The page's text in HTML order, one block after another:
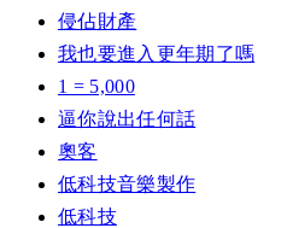
侵佔財產
我也要進入更年期了嗎
1 = 5,000
逼你說出任何話
奧客
低科技音樂製作
低科技